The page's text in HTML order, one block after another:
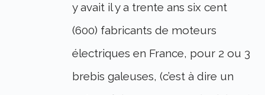
y avait il y a trente ans six cent
(600) fabricants de moteurs
électriques en France, pour 2 ou 3
brebis galeuses, (c’est à dire un